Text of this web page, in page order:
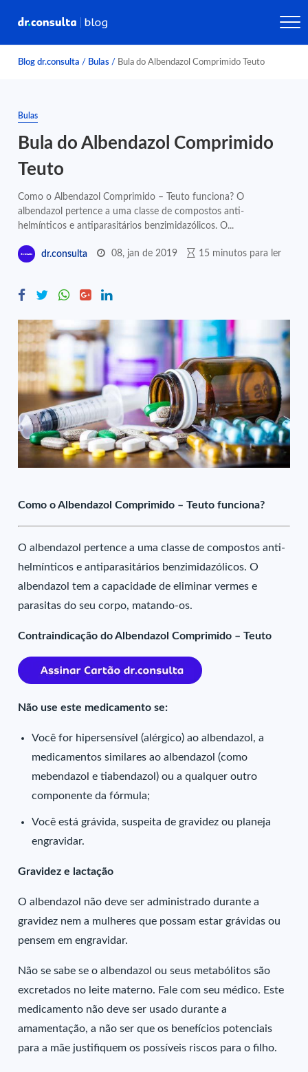
Blog dr.consulta / Bulas / Bula do Albendazol Comprimido Teuto
Bulas
Bula do Albendazol Comprimido
Teuto
Como o Albendazol Comprimido – Teuto funciona? O
albendazol pertence a uma classe de compostos anti-
helmínticos e antiparasitários benzimidazólicos. O...
dr.consulta 08, jan de 2019 15 minutos para ler
Como o Albendazol Comprimido – Teuto funciona?
O albendazol pertence a uma classe de compostos anti-
helmínticos e antiparasitários benzimidazólicos. O
albendazol tem a capacidade de eliminar vermes e
parasitas do seu corpo, matando-os.
Contraindicação do Albendazol Comprimido – Teuto
Não use este medicamento se:
Você for hipersensível (alérgico) ao albendazol, a
medicamentos similares ao albendazol (como
mebendazol e tiabendazol) ou a qualquer outro
componente da fórmula;
Você está grávida, suspeita de gravidez ou planeja
engravidar.
Gravidez e lactação
O albendazol não deve ser administrado durante a
gravidez nem a mulheres que possam estar grávidas ou
pensem em engravidar.
Não se sabe se o albendazol ou seus metabólitos são
excretados no leite materno. Fale com seu médico. Este
medicamento não deve ser usado durante a
amamentação, a não ser que os benefícios potenciais
para a mãe justifiquem os possíveis riscos para o filho.